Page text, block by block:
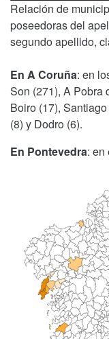
Relación de
poseedoras del
segundo apellido,
En A Coruña: en
Son (271), A Pobra
Boiro (17),
(8) y Dodro (6).
En Pontevedra: en